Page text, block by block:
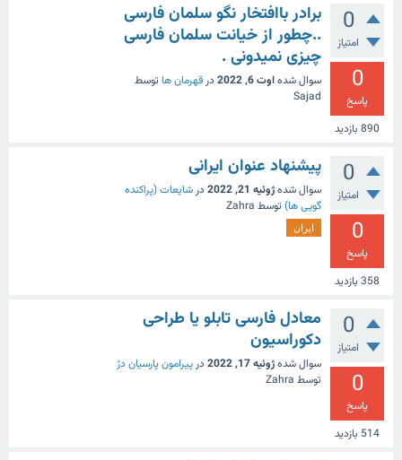
0
امتیاز
0
پاسخ
890 بازدید
برادر باافتخار نگو سلمان فارسی
..چطور از خیانت سلمان فارسی
چیزی نمیدونی .
سوال شدهاوت 6, 2022 در قهرمان ها توسط
Sajad
0
امتیاز
0
پاسخ
358 بازدید
پیشنهاد عنوان ایرانی
سوال شدهژوئیه 21, 2022 در شایعات (پراکنده
گویی ها) توسط Zahra
ایران
0
امتیاز
0
پاسخ
514 بازدید
معادل فارسی تابلو یا طراحی
دکوراسیون
سوال شدهژوئیه 17, 2022 در پیرامون پارسیان دژ
توسط Zahra